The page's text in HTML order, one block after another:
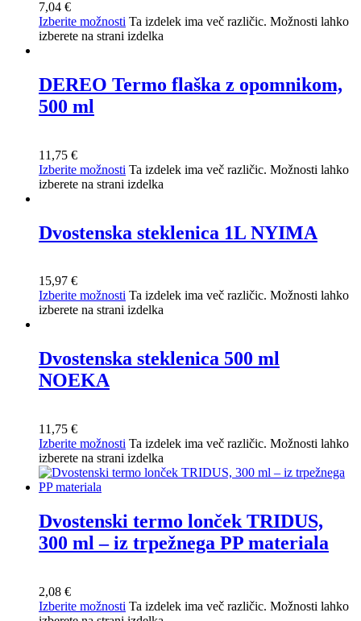
7,04 €
Izberite možnosti Ta izdelek ima več različic. Možnosti lahko
izberete na strani izdelka
DEREO Termo flaška z opomnikom,
500 ml
11,75 €
Izberite možnosti Ta izdelek ima več različic. Možnosti lahko
izberete na strani izdelka
Dvostenska steklenica 1L NYIMA
15,97 €
Izberite možnosti Ta izdelek ima več različic. Možnosti lahko
izberete na strani izdelka
Dvostenska steklenica 500 ml
NOEKA
11,75 €
Izberite možnosti Ta izdelek ima več različic. Možnosti lahko
izberete na strani izdelka
Dvostenski termo lonček TRIDUS,
300 ml – iz trpežnega PP materiala
2,08 €
Izberite možnosti Ta izdelek ima več različic. Možnosti lahko